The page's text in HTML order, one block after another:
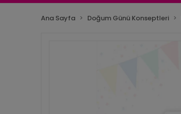
Ana Sayfa Doğum Günü Konseptleri